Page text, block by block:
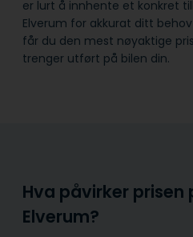
er lurt å innhente et konkret
Elverum for akkurat ditt
får du den mest nøyaktige
trenger utført på bilen din.
Hva påvirker prisen
Elverum?